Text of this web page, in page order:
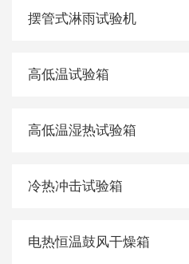
摆管式淋雨试验机
高低温试验箱
高低温湿热试验箱
冷热冲击试验箱
电热恒温鼓风干燥箱